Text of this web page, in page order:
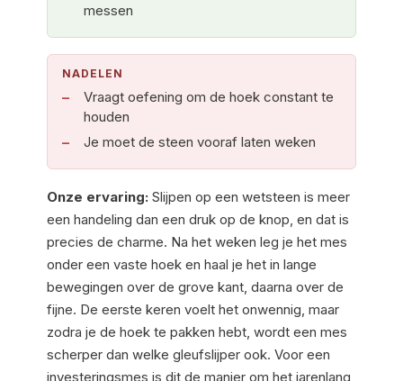
messen
NADELEN
Vraagt oefening om de hoek constant te
houden
Je moet de steen vooraf laten weken
Onze ervaring: Slijpen op een wetsteen is meer
een handeling dan een druk op de knop, en dat is
precies de charme. Na het weken leg je het mes
onder een vaste hoek en haal je het in lange
bewegingen over de grove kant, daarna over de
fijne. De eerste keren voelt het onwennig, maar
zodra je de hoek te pakken hebt, wordt een mes
scherper dan welke gleufslijper ook. Voor een
investeringsmes is dit de manier om het jarenlang